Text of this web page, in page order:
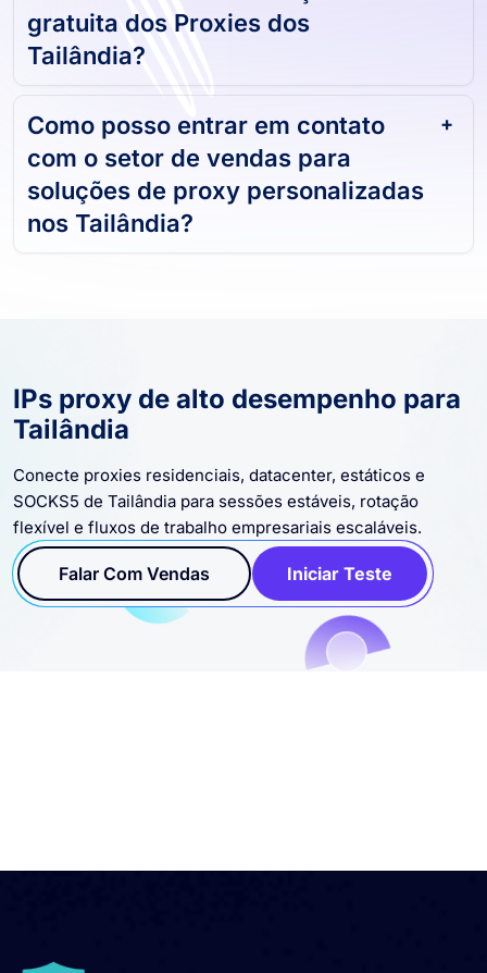
Posso obter uma avaliação
gratuita dos Proxies dos
Como posso entrar em contato
com o setor de vendas para
soluções de proxy personalizadas
IPs proxy de alto desempenho para
Conecte proxies residenciais, datacenter, estáticos e
SOCKS5 de Tailândia para sessões estáveis, rotação
flexível e fluxos de trabalho empresariais escaláveis.
Falar Com Vendas Iniciar Teste